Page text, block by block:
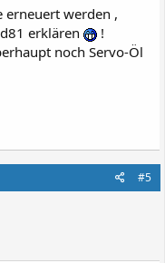
erneuert werden ,
erklären
!
noch Servo-Öl
#5